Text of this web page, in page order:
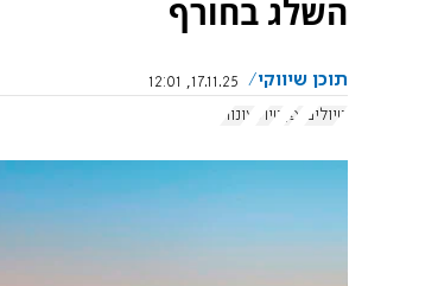
השלג בחורף
תוכן שיווקי
17.11.25, 12:01
טיולים
יפן טיול עונות